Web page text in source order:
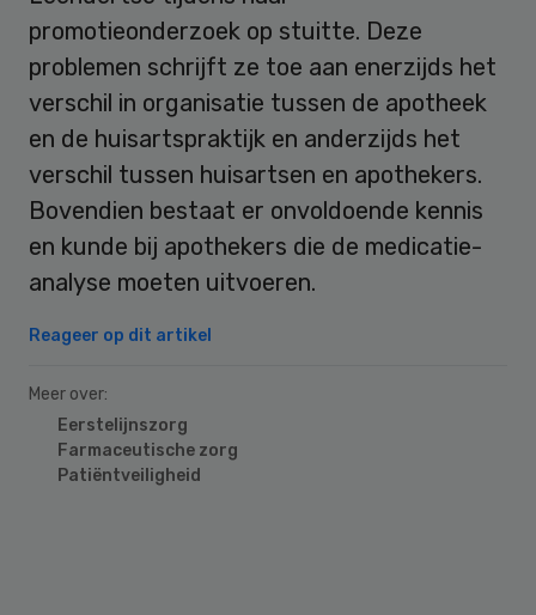
promotieonderzoek op stuitte. Deze
problemen schrijft ze toe aan enerzijds het
verschil in organisatie tussen de apotheek
en de huisartspraktijk en anderzijds het
verschil tussen huisartsen en apothekers.
Bovendien bestaat er onvoldoende kennis
en kunde bij apothekers die de medicatie-
analyse moeten uitvoeren.
Reageer op dit artikel
Meer over:
Eerstelijnszorg
Farmaceutische zorg
Patiëntveiligheid